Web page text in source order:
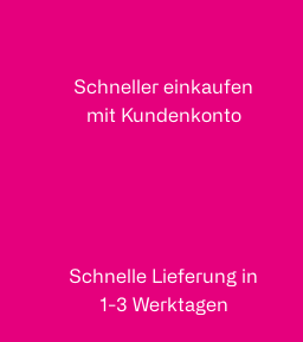
Schneller einkaufen
mit Kundenkonto
Schnelle Lieferung in
1-3 Werktagen